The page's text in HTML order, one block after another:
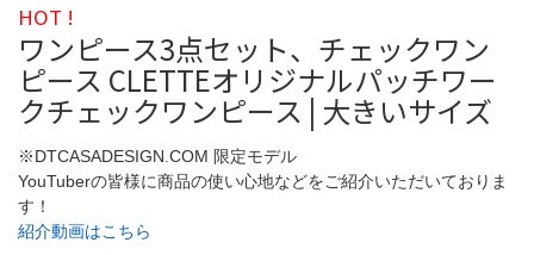
HOT !
ワンピース3点セット、チェックワン
ピース CLETTEオリジナルパッチワー
クチェックワンピース | 大きいサイズ
※DTCASADESIGN.COM 限定モデル
YouTuberの皆様に商品の使い心地などをご紹介いただいておりま
す！
紹介動画はこちら